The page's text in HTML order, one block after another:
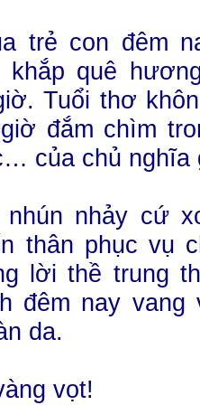
trẻ con đêm
khắp quê
Tuổi thơ
đắm chìm
của chủ nghĩa
nhảy cứ
thân phục vụ
lời thề trung
đêm nay vang
da.
vọt!